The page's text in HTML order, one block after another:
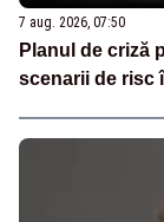
7 aug. 2026, 07:50
Planul de criză
scenarii de risc